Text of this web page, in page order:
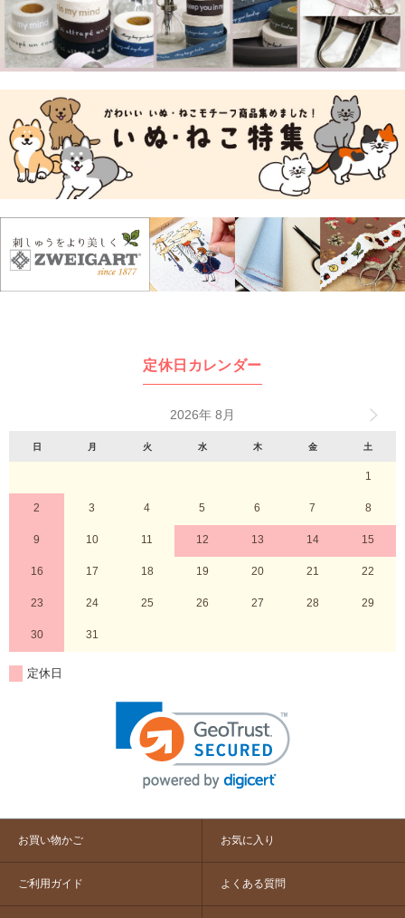
定休日カレンダー
2026年 8月
日 月 火 水 木 金 土
1
2 3 4 5 6 7 8
9 10 11 12 13 14 15
16 17 18 19 20 21 22
23 24 25 26 27 28 29
30 31
定休日
お買い物かご お気に入り
ご利用ガイド よくある質問